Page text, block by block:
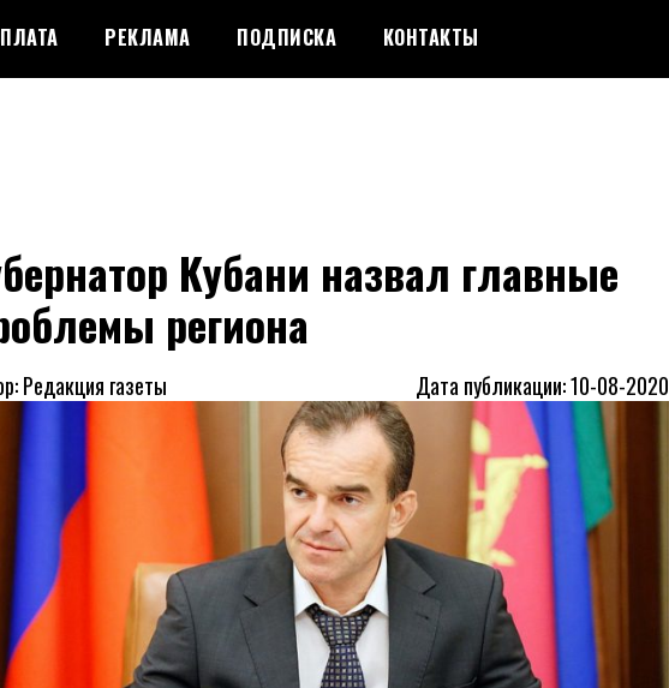
РЕКЛАМА ПОДПИСКА КОНТАКТЫ
Кубани назвал главные
региона
Редакция газеты Дата публикации: 10-08-2020